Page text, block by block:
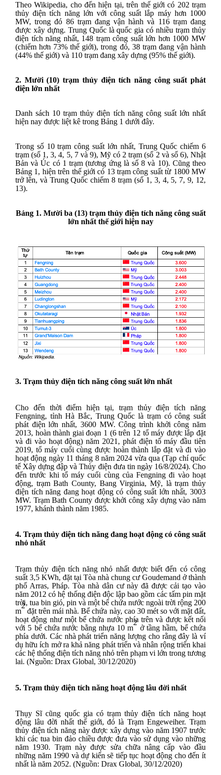
Theo Wikipedia, cho đến hiện tại, trên thế giới có 202 trạm
thủy điện tích năng lớn với công suất lắp máy hơn 1000
MW, trong đó 86 trạm đang vận hành và 116 trạm đang
được xây dựng. Trung Quốc là quốc gia có nhiều trạm thủy
điện tích năng nhất, 148 trạm công suất lớn hơn 1000 MW
(chiếm hơn 73% thế giới), trong đó, 38 trạm đang vận hành
(44% thế giới) và 110 trạm đang xây dựng (95% thế giới).
2. Mười (10) trạm thủy điện tích năng công suất phát
điện lớn nhất
Danh sách 10 trạm thủy điện tích năng công suất lớn nhất
hiện nay được liệt kê trong Bảng 1 dưới đây.
Trong số 10 trạm công suất lớn nhất, Trung Quốc chiếm 6
trạm (số 1, 3, 4, 5, 7 và 9), Mỹ có 2 trạm (số 2 và số 6), Nhật
Bản và Úc có 1 trạm (tương ứng là số 8 và 10). Cũng theo
Bảng 1, hiện trên thế giới có 13 trạm công suất từ 1800 MW
trở lên, và Trung Quốc chiếm 8 trạm (số 1, 3, 4, 5, 7, 9, 12,
13).
Bảng 1. Mười ba (13) trạm thủy điện tích năng công suất
lớn nhất thế giới hiện nay
3. Trạm thủy điện tích năng công suất lớn nhất
Cho đến thời điểm hiện tại, trạm thủy điện tích năng
Fengning, tỉnh Hà Bắc, Trung Quốc là trạm có công suất
phát điện lớn nhất, 3600 MW. Công trình khởi công năm
2013, hoàn thành giai đoạn 1 (6 trên 12 tổ máy được lắp đặt
và đi vào hoạt động) năm 2021, phát điện tổ máy đầu tiên
2019, tổ máy cuối cùng được hoàn thành lắp đặt và đi vào
hoạt động ngày 11 tháng 8 năm 2024 vừa qua (Tạp chí quốc
tế Xây dựng đập và Thủy điện đưa tin ngày 16/8/2024). Cho
đến trước khi tổ máy cuối cùng của Fengning đi vào hoạt
động, trạm Bath County, Bang Virginia, Mỹ, là trạm thủy
điện tích năng đang hoạt động có công suất lớn nhất, 3003
MW. Trạm Bath County được khởi công xây dựng vào năm
1977, khánh thành năm 1985.
4. Trạm thủy điện tích năng đang hoạt động có công suất
nhỏ nhất
Trạm thủy điện tích năng nhỏ nhất được biết đến có công
suất 3,5 KWh, đặt tại Tòa nhà chung cư Goudemand ở thành
phố Arras, Pháp. Tòa nhà dân cư này đã được cải tạo vào
năm 2012 có hệ thống điện độc lập bao gồm các tấm pin mặt
trời, tua bin gió, pin và một bể chứa nước ngoài trời rộng 200
m
2
đặt trên mái nhà. Bể chứa này, cao 30 mét so với mặt đất,
hoạt động như một bể chứa nước phía trên và được kết nối
với 5 bể chứa nước bằng nhựa 10 m
2
ở tầng hầm, bể chứa
phía dưới. Các nhà phát triển năng lượng cho rằng đây là ví
dụ hữu ích mở ra khả năng phát triển và nhân rộng triển khai
các hệ thống điện tích năng nhỏ trên phạm vi lớn trong tương
lai. (Nguồn: Drax Global, 30/12/2020)
5. Trạm thủy điện tích năng hoạt động lâu đời nhất
Thụy Sĩ cũng quốc gia có trạm thủy điện tích năng hoạt
động lâu đời nhất thế giới, đó là Trạm Engeweiher. Trạm
thủy điện tích năng này được xây dựng vào năm 1907 trước
khi các tua bin đảo chiều được đưa vào sử dụng vào những
năm 1930. Trạm này được sửa chữa nâng cấp vào đầu
những năm 1990 và dự kiến ​​sẽ tiếp tục hoạt động cho đến ít
nhất là năm 2052. (Nguồn: Drax Global, 30/12/2020)